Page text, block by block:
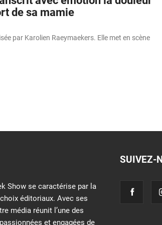
de sa mamie
par Karolien Raeymaekers. Elle met en scène
Show se caractérise par la
éditoriaux. Avec ses
média réunit l’une des
et engagées de
SUIVEZ-